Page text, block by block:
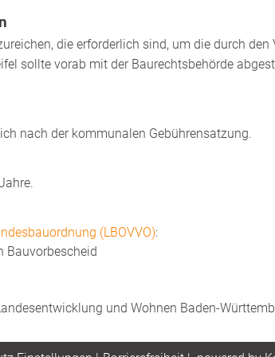
die erforderlich sind, um die durch
sollte vorab mit der Baurechtsbehörde
nach der kommunalen Gebührensatzung.
(LBOVVO):
Bauvorbescheid
und Wohnen Baden-